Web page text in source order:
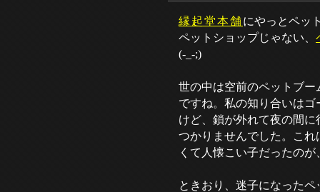
縁起堂本舗にやっとペッ
ペットショップじゃない、
(-_-;)
世の中は空前のペットブ
ですね。私の知り合いは
けど、鎖が外れて夜の間
つかりませんでした。こ
くて人懐こい子だったの
ときおり、迷子になった